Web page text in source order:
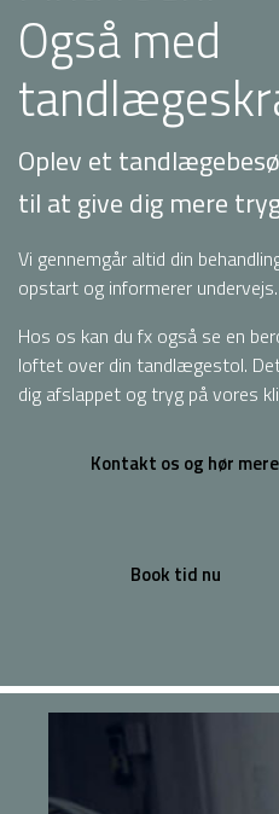
Også med
Oplev et
til at give dig mere
Vi gennemgår altid din
opstart og informerer undervejs.
Hos os kan du fx også se en
loftet over din tandlægestol.
dig afslappet og tryg på vores
Kontakt os og hør mere
Book tid nu